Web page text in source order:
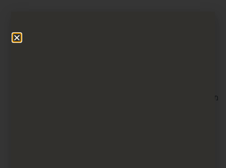
מבית פייסבוק הפרסום נעשה בצורה המקצועית ביותר על ידי